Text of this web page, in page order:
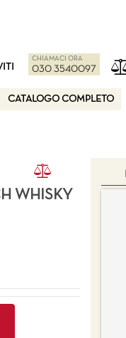
CHIAMACI ORA
030 3540097
CATALOGO COMPLETO
WHISKY